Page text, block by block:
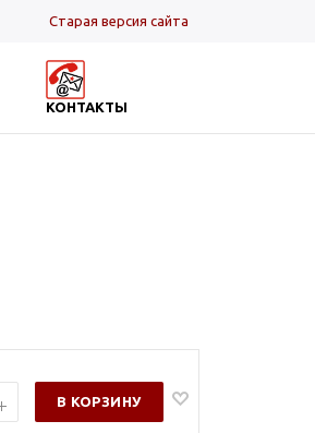
Cтарая версия сайта
КОНТАКТЫ
В КОРЗИНУ